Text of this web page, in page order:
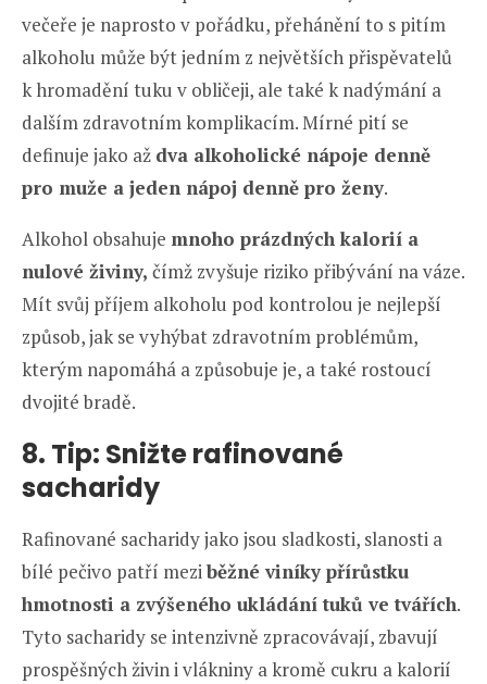
večeře je naprosto v pořádku, přehánění to s pitím
alkoholu může být jedním z největších přispěvatelů
k hromadění tuku v obličeji, ale také k nadýmání a
dalším zdravotním komplikacím. Mírné pití se
definuje jako až dva alkoholické nápoje denně
pro muže a jeden nápoj denně pro ženy.
Alkohol obsahuje mnoho prázdných kalorií a
nulové živiny, čímž zvyšuje riziko přibývání na váze.
Mít svůj příjem alkoholu pod kontrolou je nejlepší
způsob, jak se vyhýbat zdravotním problémům,
kterým napomáhá a způsobuje je, a také rostoucí
dvojité bradě.
8. Tip: Snižte rafinované
sacharidy
Rafinované sacharidy jako jsou sladkosti, slanosti a
bílé pečivo patří meziběžné viníky přírůstku
hmotnosti a zvýšeného ukládání tuků ve tvářích.
Tyto sacharidy se intenzivně zpracovávají, zbavují
prospěšných živin i vlákniny a kromě cukru a kalorií